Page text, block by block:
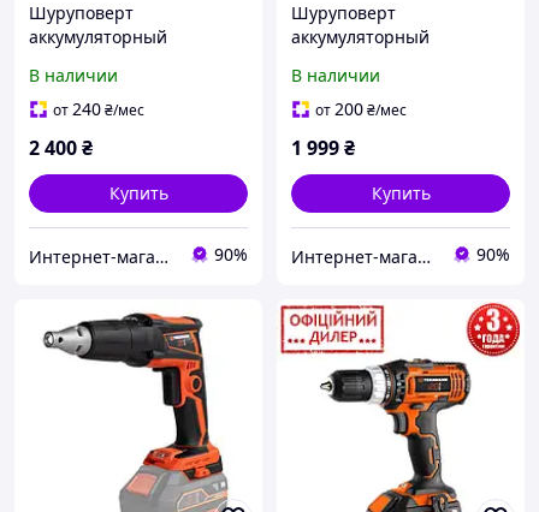
Шуруповерт
аккумуляторный
v2.0 Шуруповерт для
монтажных работ
В наличии
от240₴/мес
2 400₴
Купить
Интернет-магазин "inGarden" 90%
Шуруповерт
аккумуляторный
Аккумуляторный бытовой
шуруповерт
В наличии
от200₴/мес
1 999₴
Купить
Интернет-магазин "inGarden" 90%